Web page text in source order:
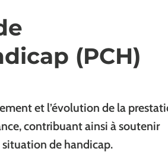
(PCH)
et l’évolution de la
contribuant ainsi à soutenir
de handicap.